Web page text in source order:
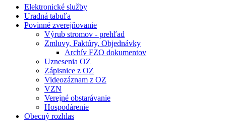
Elektronické služby
Uradná tabuľa
Povinné zverejňovanie
Výrub stromov - prehľad
Zmluvy, Faktúry, Objednávky
Archív FZO dokumentov
Uznesenia OZ
Zápisnice z OZ
Videozáznam z OZ
VZN
Verejné obstarávanie
Hospodárenie
Obecný rozhlas